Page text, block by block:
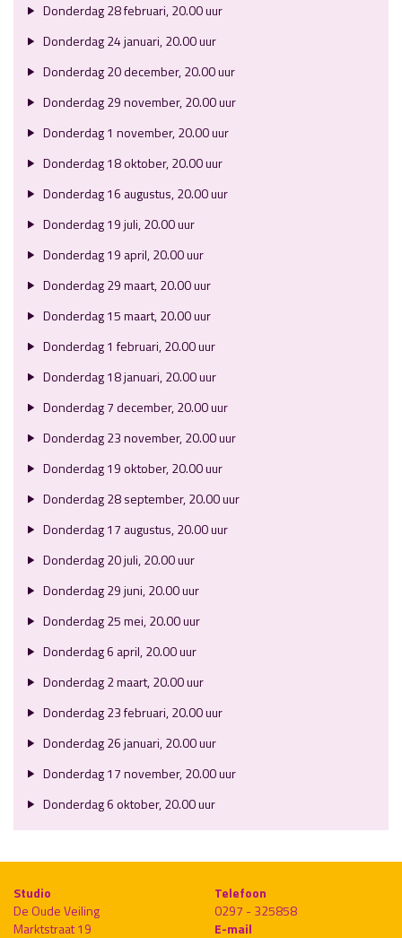
Donderdag 28 februari, 20.00 uur
Donderdag 24 januari, 20.00 uur
Donderdag 20 december, 20.00 uur
Donderdag 29 november, 20.00 uur
Donderdag 1 november, 20.00 uur
Donderdag 18 oktober, 20.00 uur
Donderdag 16 augustus, 20.00 uur
Donderdag 19 juli, 20.00 uur
Donderdag 19 april, 20.00 uur
Donderdag 29 maart, 20.00 uur
Donderdag 15 maart, 20.00 uur
Donderdag 1 februari, 20.00 uur
Donderdag 18 januari, 20.00 uur
Donderdag 7 december, 20.00 uur
Donderdag 23 november, 20.00 uur
Donderdag 19 oktober, 20.00 uur
Donderdag 28 september, 20.00 uur
Donderdag 17 augustus, 20.00 uur
Donderdag 20 juli, 20.00 uur
Donderdag 29 juni, 20.00 uur
Donderdag 25 mei, 20.00 uur
Donderdag 6 april, 20.00 uur
Donderdag 2 maart, 20.00 uur
Donderdag 23 februari, 20.00 uur
Donderdag 26 januari, 20.00 uur
Donderdag 17 november, 20.00 uur
Donderdag 6 oktober, 20.00 uur
Studio
De Oude Veiling
Marktstraat 19
Telefoon
0297 - 325858
E-mail